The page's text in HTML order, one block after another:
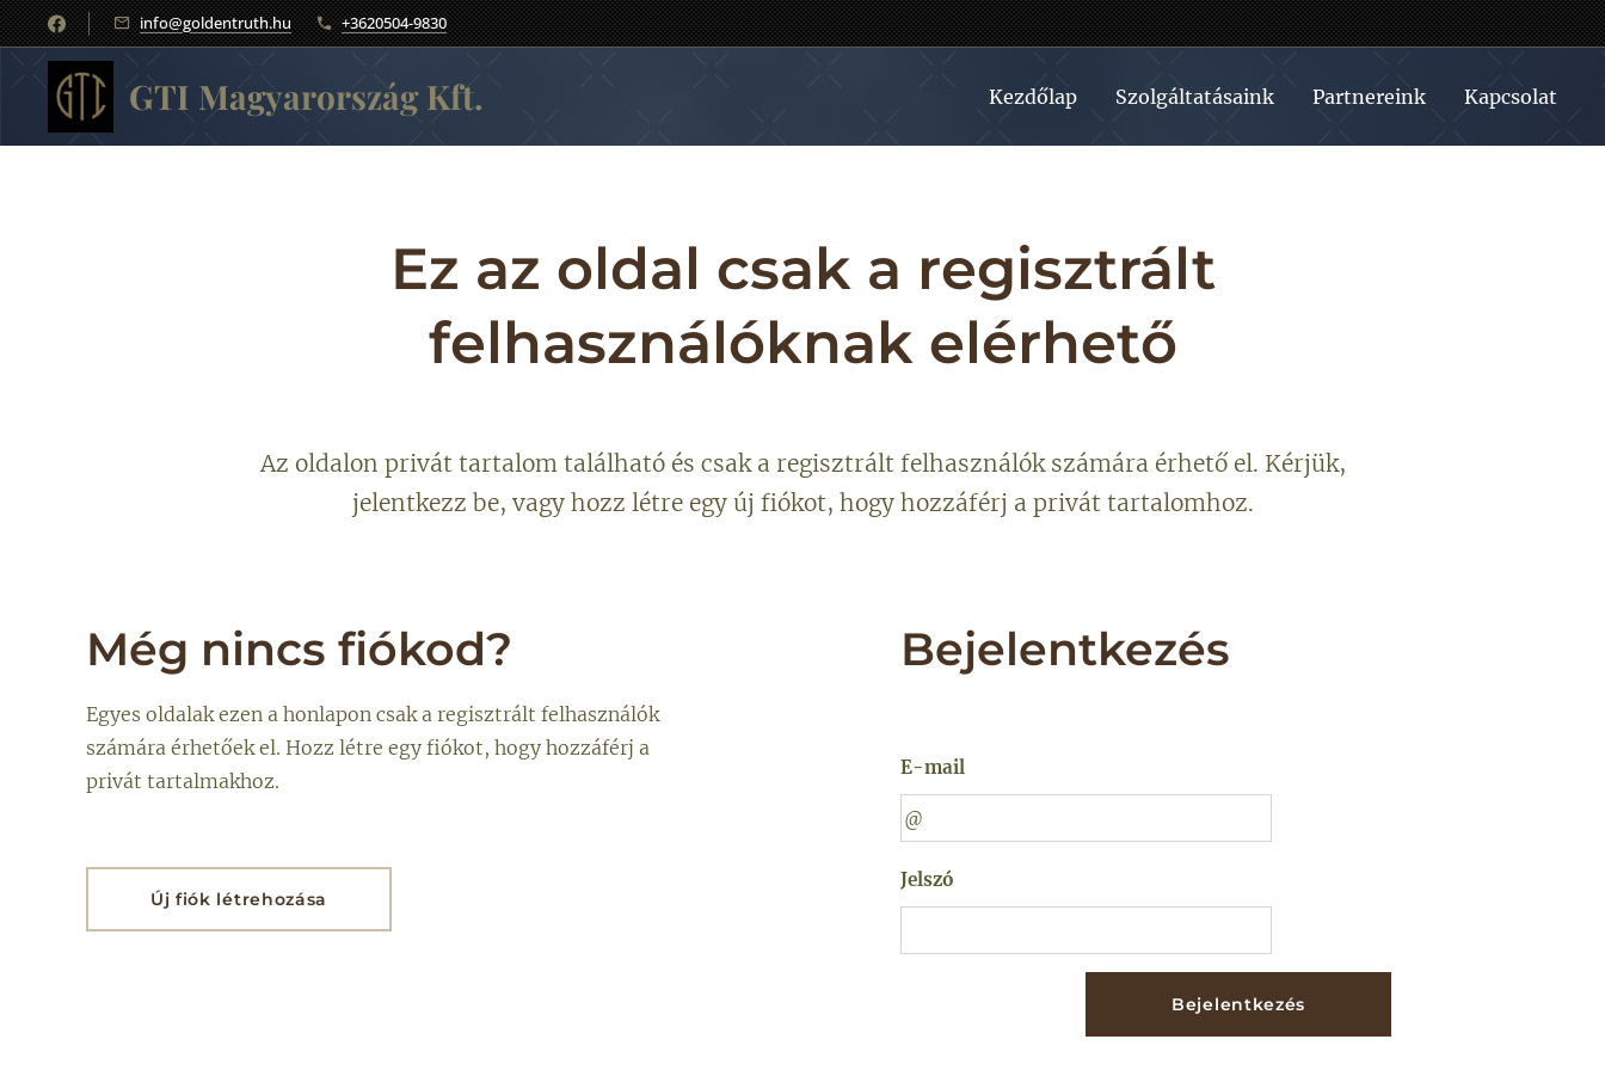
info@goldentruth.hu +3620504-9830
GTI Magyarország Kft. Kezdőlap Szolgáltatásaink Partnereink Kapcsolat
Ez az oldal csak a regisztrált
felhasználóknak elérhető
Az oldalon privát tartalom található és csak a regisztrált felhasználók számára érhető el. Kérjük,
jelentkezz be, vagy hozz létre egy új fiókot, hogy hozzáférj a privát tartalomhoz.
Még nincs fiókod?
Egyes oldalak ezen a honlapon csak a regisztrált felhasználók
számára érhetőek el. Hozz létre egy fiókot, hogy hozzáférj a
privát tartalmakhoz.
Új fiók létrehozása
Bejelentkezés
E-mail
Jelszó
Bejelentkezés